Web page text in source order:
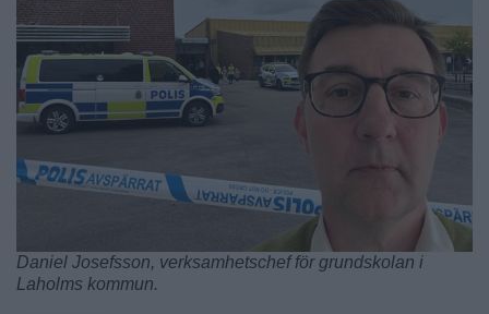
Daniel Josefsson, verksamhetschef för grundskolan i
Laholms kommun.